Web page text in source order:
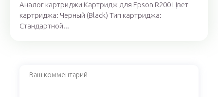
Аналог картриджи Картридж для Epson R200 Цвет
картриджа: Черный (Black) Тип картриджа:
Стандартной...